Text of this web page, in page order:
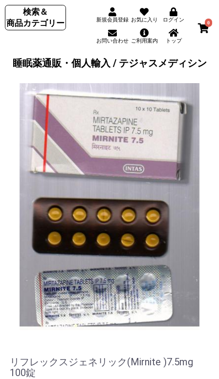
検索＆
商品カテゴリー
新規会員登録 お気に入り ログイン
お問い合わせ ご利用案内 トップ
0
睡眠薬通販・個人輸入 / テジャスメディシン
リフレックスジェネリック(Mirnite )7.5mg
100錠